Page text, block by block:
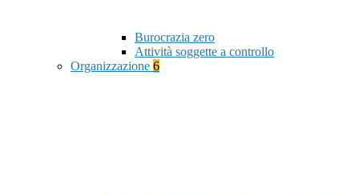
Burocrazia zero
Attività soggette a controllo
Organizzazione 6